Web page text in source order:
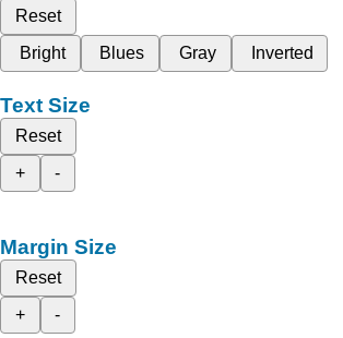
Reset
Bright
Blues Gray Inverted
Text Size
Reset
+
-
Margin Size
Reset
+
-